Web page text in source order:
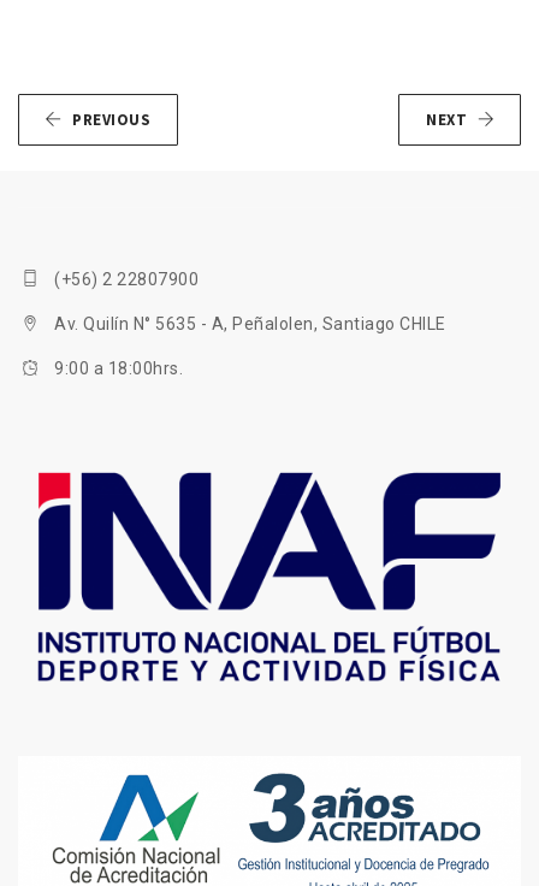
PREVIOUS NEXT
(+56) 2 22807900
Av. Quilín N° 5635 - A, Peñalolen, Santiago CHILE
9:00 a 18:00hrs.